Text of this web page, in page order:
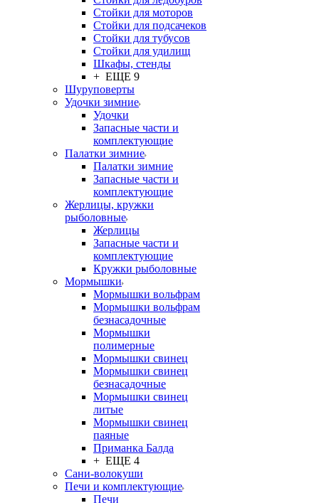
Стойки для моторов
Стойки для подсачеков
Стойки для тубусов
Стойки для удилищ
Шкафы, стенды
+ ЕЩЕ 9
Шуруповерты
Удочки зимние
Удочки
Запасные части и
комплектующие
Палатки зимние
Палатки зимние
Запасные части и
комплектующие
Жерлицы, кружки
рыболовные
Жерлицы
Запасные части и
комплектующие
Кружки рыболовные
Мормышки
Мормышки вольфрам
Мормышки вольфрам
безнасадочные
Мормышки
полимерные
Мормышки свинец
Мормышки свинец
безнасадочные
Мормышки свинец
литые
Мормышки свинец
паяные
Приманка Балда
+ ЕЩЕ 4
Сани-волокуши
Печи и комплектующие
Печи